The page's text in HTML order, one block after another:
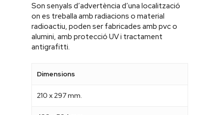
Son senyals d’advertència d’una localització
on es treballa amb radiacions o material
radioactiu,poden ser fabricades amb pvc o
alumini, amb protecció UV i tractament
antigrafitti.
Dimensions
210 x 297 mm.